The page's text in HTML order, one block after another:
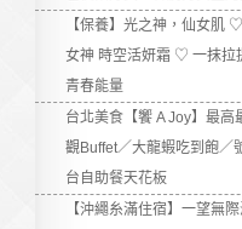
【保養】光之神，仙女肌
女神 時空活妍霜 ♡ 一抹拉
青春能量
台北美食【饗 A Joy】最高
觀Buffet／大龍蝦吃到飽／
台自助餐天花板
【沖繩糸滿住宿】一望無